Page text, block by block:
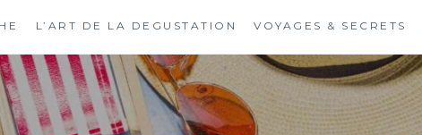
L’ART DE LA DEGUSTATION VOYAGES & SECRETS